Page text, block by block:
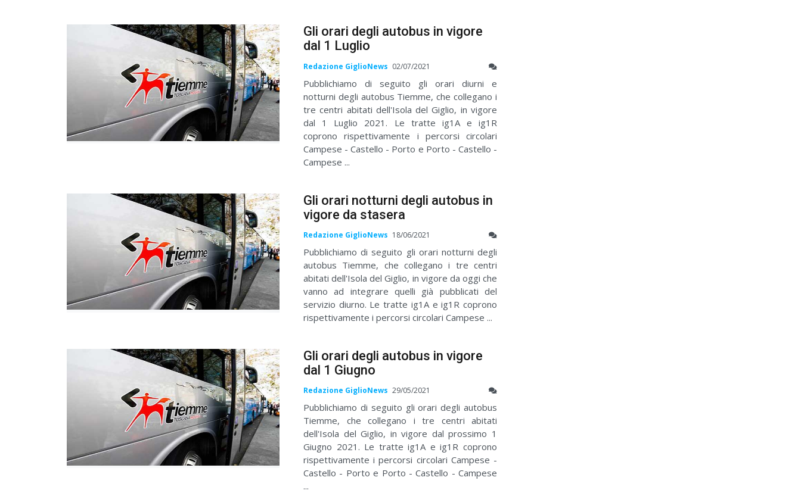
Gli orari degli autobus in vigore
dal 1 Luglio
Redazione GiglioNews 02/07/2021
Pubblichiamo di seguito gli orari diurni e
notturni degli autobus Tiemme, che collegano i
tre centri abitati dell'Isola del Giglio, in vigore
dal 1 Luglio 2021. Le tratte ig1A e ig1R
coprono rispettivamente i percorsi circolari
Campese - Castello - Porto e Porto - Castello -
Campese ...
Gli orari notturni degli autobus in
vigore da stasera
Redazione GiglioNews 18/06/2021
Pubblichiamo di seguito gli orari notturni degli
autobus Tiemme, che collegano i tre centri
abitati dell'Isola del Giglio, in vigore da oggi che
vanno ad integrare quelli già pubblicati del
servizio diurno. Le tratte ig1A e ig1R coprono
rispettivamente i percorsi circolari Campese ...
Gli orari degli autobus in vigore
dal 1 Giugno
Redazione GiglioNews 29/05/2021
Pubblichiamo di seguito gli orari degli autobus
Tiemme, che collegano i tre centri abitati
dell'Isola del Giglio, in vigore dal prossimo 1
Giugno 2021. Le tratte ig1A e ig1R coprono
rispettivamente i percorsi circolari Campese -
Castello - Porto e Porto - Castello - Campese
...